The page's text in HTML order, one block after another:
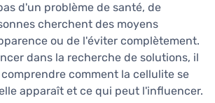
d'un problème de santé, de
cherchent des moyens
ou de l'éviter complètement.
dans la recherche de solutions, il
comment la cellulite se
apparaît et ce qui peut l'influencer.